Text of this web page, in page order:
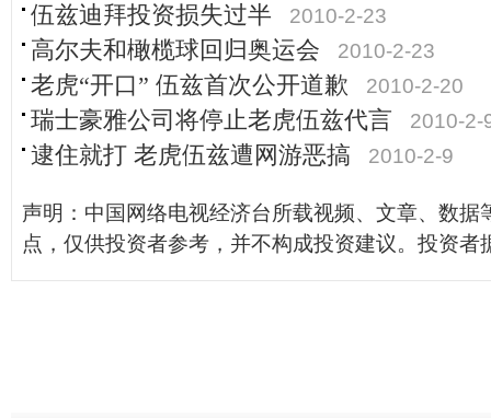
伍兹迪拜投资损失过半 2010-2-23
高尔夫和橄榄球回归奥运会 2010-2-23
老虎“开口” 伍兹首次公开道歉 2010-2-20
瑞士豪雅公司将停止老虎伍兹代言 2010-2-
逮住就打 老虎伍兹遭网游恶搞 2010-2-9
声明：中国网络电视经济台所载视频、文章、数据
点，仅供投资者参考，并不构成投资建议。投资者